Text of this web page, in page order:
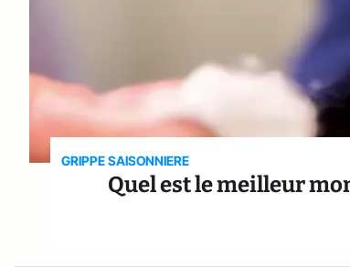
GRIPPE SAISONNIERE
Quel est le meilleur